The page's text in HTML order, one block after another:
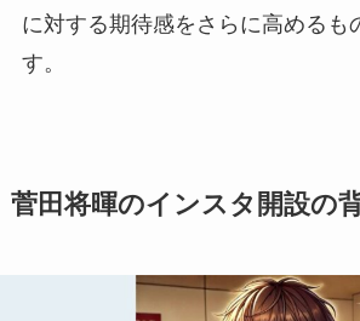
に対する期待感をさらに高めるも
す。
菅田将暉のインスタ開設の